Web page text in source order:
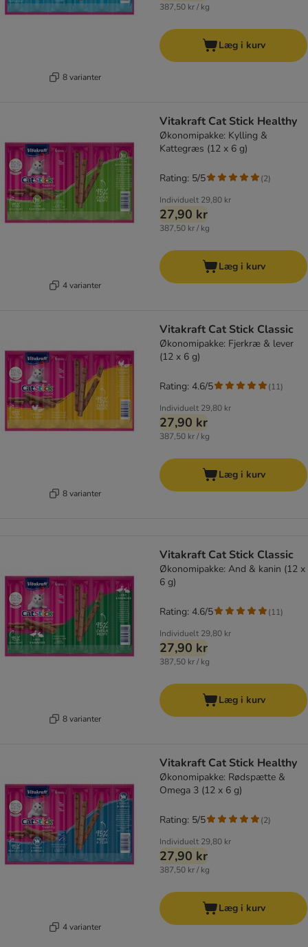
8 varianter
387,50 kr / kg
Læg i kurv
4 varianter
Vitakraft Cat Stick Healthy
Økonomipakke: Kylling &
Kattegræs (12 x 6 g)
Individuelt 29,80 kr
27,90 kr
387,50 kr / kg
Rating: 5/5 (2)
Læg i kurv
8 varianter
Vitakraft Cat Stick Classic
Økonomipakke: Fjerkræ & lever
(12 x 6 g)
Individuelt 29,80 kr
27,90 kr
387,50 kr / kg
Rating: 4.6/5 (11)
Læg i kurv
8 varianter
Vitakraft Cat Stick Classic
Økonomipakke: And & kanin (12 x
6 g)
Individuelt 29,80 kr
27,90 kr
387,50 kr / kg
Rating: 4.6/5 (11)
Læg i kurv
4 varianter
Vitakraft Cat Stick Healthy
Økonomipakke: Rødspætte &
Omega 3 (12 x 6 g)
Individuelt 29,80 kr
27,90 kr
387,50 kr / kg
Rating: 5/5 (2)
Læg i kurv